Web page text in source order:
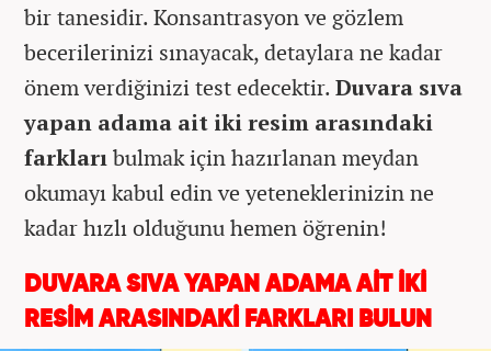
bir tanesidir. Konsantrasyon ve gözlem
becerilerinizi sınayacak, detaylara ne kadar
önem verdiğinizi test edecektir.Duvara sıva
yapan adama ait iki resim arasındaki
farklarıbulmak için hazırlanan meydan
okumayı kabul edin ve yeteneklerinizin ne
kadar hızlı olduğunu hemen öğrenin!
DUVARA SIVA YAPAN ADAMA AİT İKİ
RESİM ARASINDAKİ FARKLARI BULUN